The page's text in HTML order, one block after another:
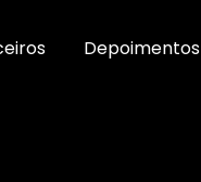
Depoimentos